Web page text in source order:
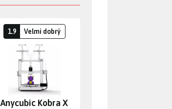
1.9 Velmi dobrý
Anycubic Kobra X